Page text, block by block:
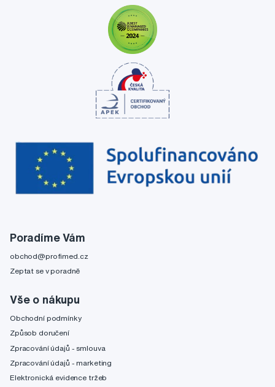
Poradíme Vám
obchod@profimed.cz
Zeptat se v poradně
Vše o nákupu
Obchodní podmínky
Způsob doručení
Zpracování údajů - smlouva
Zpracování údajů - marketing
Elektronická evidence tržeb